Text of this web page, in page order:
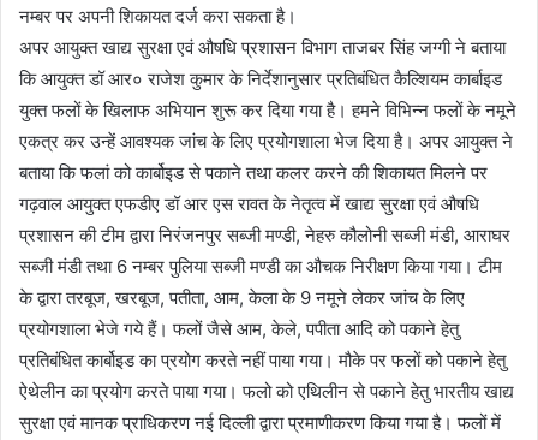
नम्बर पर अपनी शिकायत दर्ज करा सकता है।
अपर आयुक्त खाद्य सुरक्षा एवं औषधि प्रशासन विभाग ताजबर सिंह जग्गी ने बताया
कि आयुक्त डॉ आर० राजेश कुमार के निर्देशानुसार प्रतिबंधित कैल्शियम कार्बाइड
युक्त फलों के खिलाफ अभियान शुरू कर दिया गया है। हमने विभिन्न फलों के नमूने
एकत्र कर उन्हें आवश्यक जांच के लिए प्रयोगशाला भेज दिया है। अपर आयुक्त ने
बताया कि फलां को कार्बोइड से पकाने तथा कलर करने की शिकायत मिलने पर
गढ़वाल आयुक्त एफडीए डॉ आर एस रावत के नेतृत्व में खाद्य सुरक्षा एवं औषधि
प्रशासन की टीम द्वारा निरंजनपुर सब्जी मण्डी, नेहरु कौलोनी सब्जी मंडी, आराघर
सब्जी मंडी तथा 6 नम्बर पुलिया सब्जी मण्डी का औचक निरीक्षण किया गया। टीम
के द्वारा तरबूज, खरबूज, पतीता, आम, केला के 9 नमूने लेकर जांच के लिए
प्रयोगशाला भेजे गये हैं। फलों जैसे आम, केले, पपीता आदि को पकाने हेतु
प्रतिबंधित कार्बोइड का प्रयोग करते नहीं पाया गया। मौके पर फलों को पकाने हेतु
ऐथेलीन का प्रयोग करते पाया गया। फलो को एथिलीन से पकाने हेतु भारतीय खाद्य
सुरक्षा एवं मानक प्राधिकरण नई दिल्ली द्वारा प्रमाणीकरण किया गया है। फलों में